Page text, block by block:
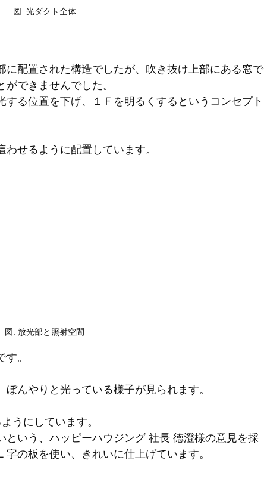
図. 光ダクト全体
に配置された構造でしたが、吹き抜け上部にある窓で
できませんでした。
る位置を下げ、１Ｆを明るくするというコンセプト
せるように配置しています。
図. 放光部と照射空間
。
んやりと光っている様子が見られます。
うにしています。
という、ハッピーハウジング 社長 徳澄様の意見を採
の板を使い、きれいに仕上げています。